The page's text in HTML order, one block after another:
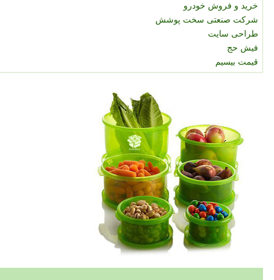
خرید و فروش خودرو
شرکت صنعتی سخت پوشش
طراحی سایت
فیش حج
قیمت بیسیم